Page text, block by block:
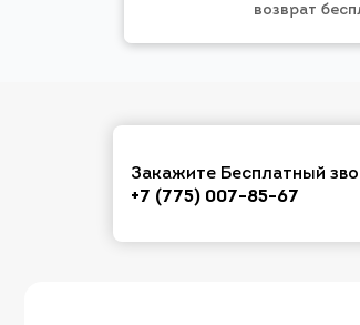
возврат
Закажите Бесплатный
+7 (775) 007-85-67